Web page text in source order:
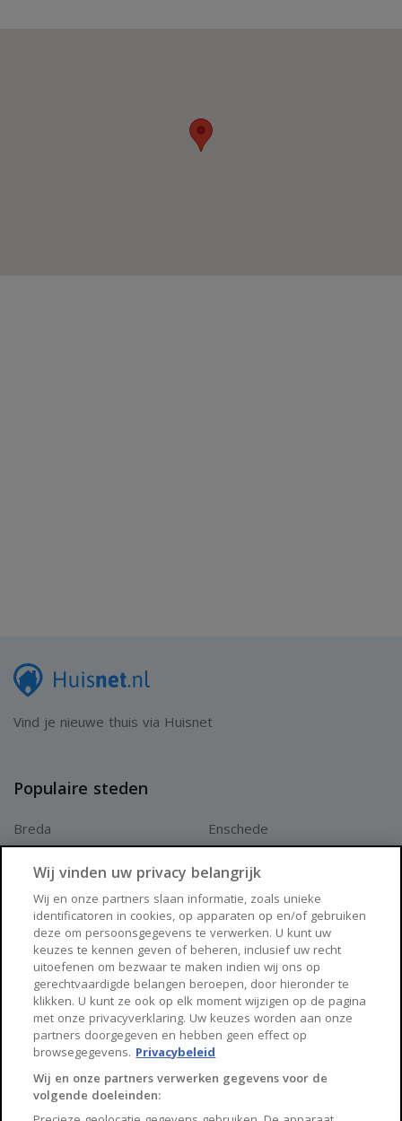
Vind je nieuwe thuis via Huisnet
Populaire steden
Breda
Arnhem
Enschede
Zwolle
Huisnet
Over Huisnet
Algemene voorwaarden
Privacybeleid
Contact
Wij vinden uw privacy belangrijk
Wij en onze partners slaan informatie, zoals unieke
identificatoren in cookies, op apparaten op en/of gebruiken
deze om persoonsgegevens te verwerken. U kunt uw
keuzes te kennen geven of beheren, inclusief uw recht
uitoefenen om bezwaar te maken indien wij ons op
gerechtvaardigde belangen beroepen, door hieronder te
klikken. U kunt ze ook op elk moment wijzigen op de pagina
met onze privacyverklaring. Uw keuzes worden aan onze
partners doorgegeven en hebben geen effect op
browsegegevens. Privacybeleid
Wij en onze partners verwerken gegevens voor de
volgende doeleinden: